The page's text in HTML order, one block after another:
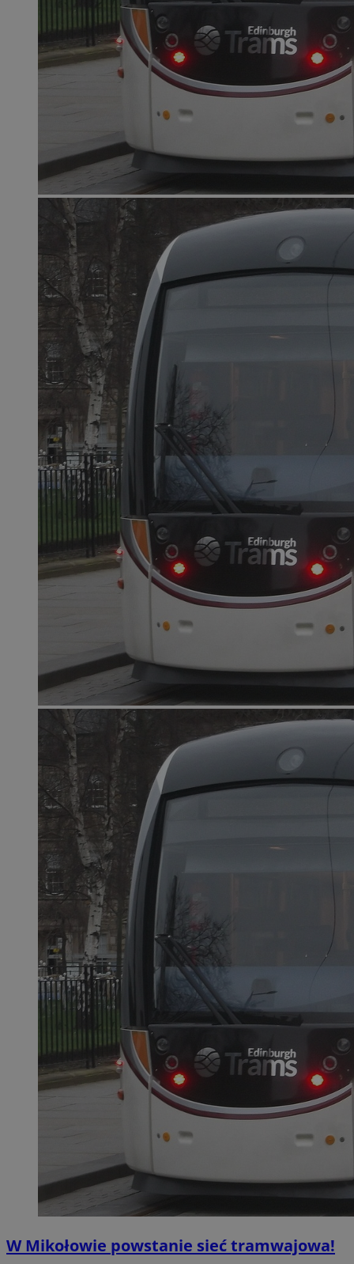
W Mikołowie powstanie sieć tramwajowa!